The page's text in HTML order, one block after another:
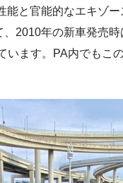
能と官能的なエキゾ
2010年の新車発売
ます。PA内でもこ